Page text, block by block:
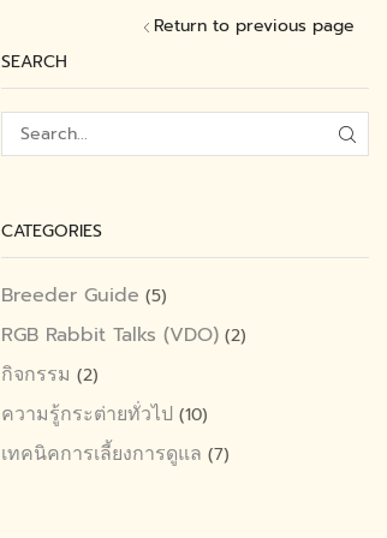
Return to previous page
SEARCH
CATEGORIES
Breeder Guide (5)
RGB Rabbit Talks (VDO) (2)
กิจกรรม (2)
ความรู้กระต่ายทั่วไป (10)
เทคนิคการเลี้ยงการดูแล (7)